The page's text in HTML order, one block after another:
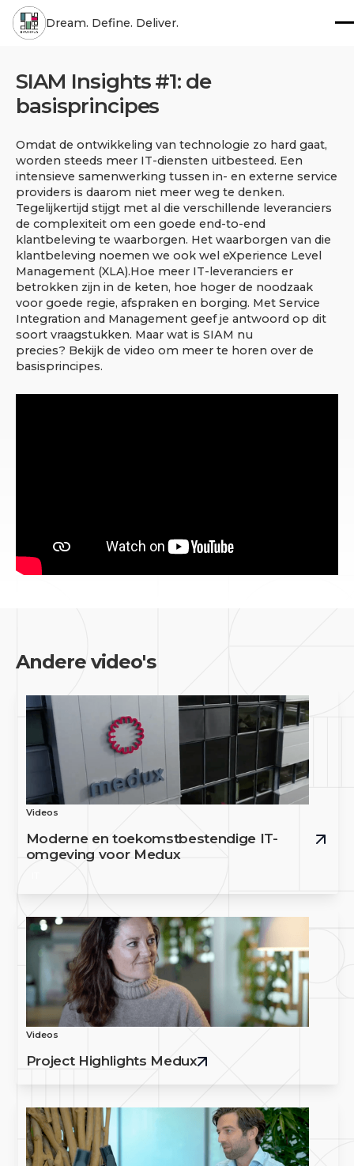
Dream. Define. Deliver.
SIAM Insights #1: de
basisprincipes
Omdat de ontwikkeling van technologie zo hard gaat,
worden steeds meer IT-diensten uitbesteed. Een
intensieve samenwerking tussen in- en externe service
providers is daarom niet meer weg te denken.
Tegelijkertijd stijgt met al die verschillende leveranciers
de complexiteit om een goede end-to-end
klantbeleving te waarborgen. Het waarborgen van die
klantbeleving noemen we ook wel eXperience Level
Management (XLA).Hoe meer IT-leveranciers er
betrokken zijn in de keten, hoe hoger de noodzaak
voor goede regie, afspraken en borging. Met Service
Integration and Management geef je antwoord op dit
soort vraagstukken. Maar wat is SIAM nu
precies? Bekijk de video om meer te horen over de
basisprincipes.
Andere video's
Videos
Moderne en toekomstbestendige IT-
omgeving voor Medux
Videos
Project Highlights Medux